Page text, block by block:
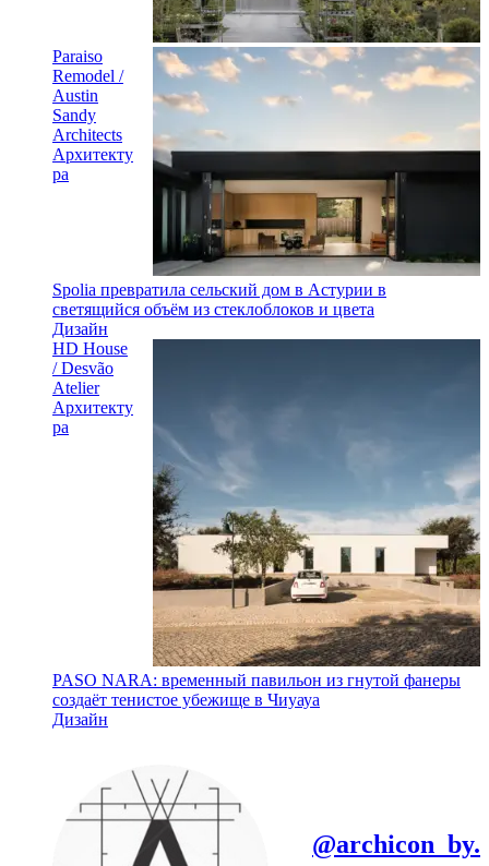
Paraiso
Remodel /
Austin
Sandy
Architects
Архитекту
ра
Spolia превратила сельский дом в Астурии в
светящийся объём из стеклоблоков и цвета
Дизайн
HD House
/ Desvão
Atelier
Архитекту
ра
PASO NARA: временный павильон из гнутой фанеры
создаёт тенистое убежище в Чиуауа
Дизайн
@archicon_by.